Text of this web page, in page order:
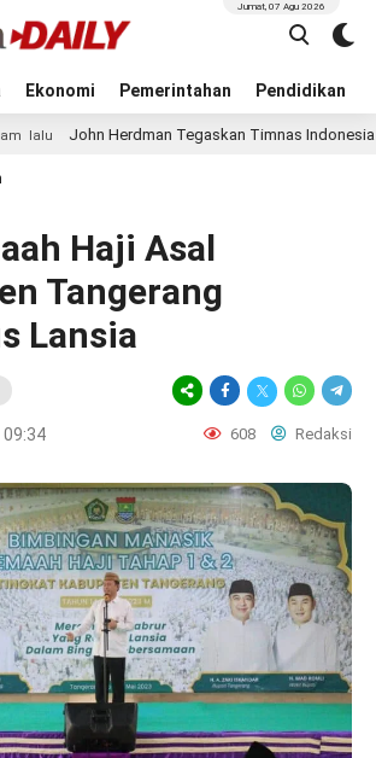
Ekonomi Pemerintahan Pendidikan
Jumat, 07 Agu 2026
Herdman Tegaskan Timnas Indonesia Main
Haji Asal
Tangerang
Lansia
09:34 608 Redaksi